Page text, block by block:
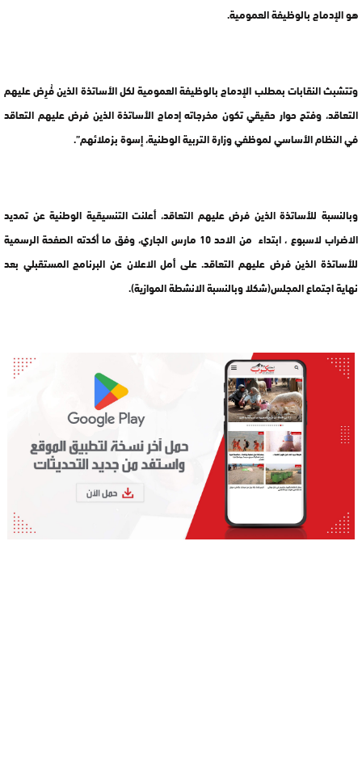
هو الإدماج بالوظيفة العمومية.
وتتشبث النقابات بمطلب الإدماج بالوظيفة العمومية لكل الأساتذة الذين فُرِض عليهم
التعاقد، وفتح حوار حقيقي تكون مخرجاته إدماج الأساتذة الذين فرض عليهم التعاقد
في النظام الأساسي لموظفي وزارة التربية الوطنية، إسوة بزملائهم”.
وبالنسبة للأساتذة الذين فرض عليهم التعاقد، أعلنت التنسيقية الوطنية عن تمديد
الاضراب لاسبوع ، ابتداء من الاحد 10 مارس الجاري، وفق ما أكدته الصفحة الرسمية
للأساتذة الذين فرض عليهم التعاقد. على أمل الاعلان عن البرنامج المستقبلي بعد
نهاية اجتماع المجلس(شكلا وبالنسبة الانشطة الموازية).